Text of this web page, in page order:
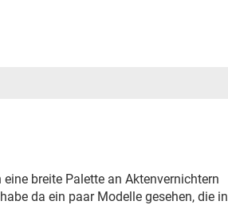
breite Palette an Aktenvernichtern
da ein paar Modelle gesehen, die in